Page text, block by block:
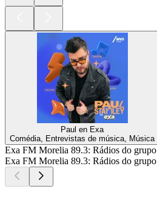
Paul en Exa
Comédia, Entrevistas de música, Música
Exa FM Morelia 89.3: Rádios do grupo
Exa FM Morelia 89.3: Rádios do grupo